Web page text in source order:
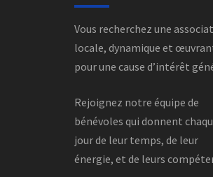
Vous recherchez une
locale, dynamique et
pour une cause d’intérêt
Rejoignez notre équipe de
bénévoles qui donnent
jour de leur temps, de leur
énergie, et de leurs